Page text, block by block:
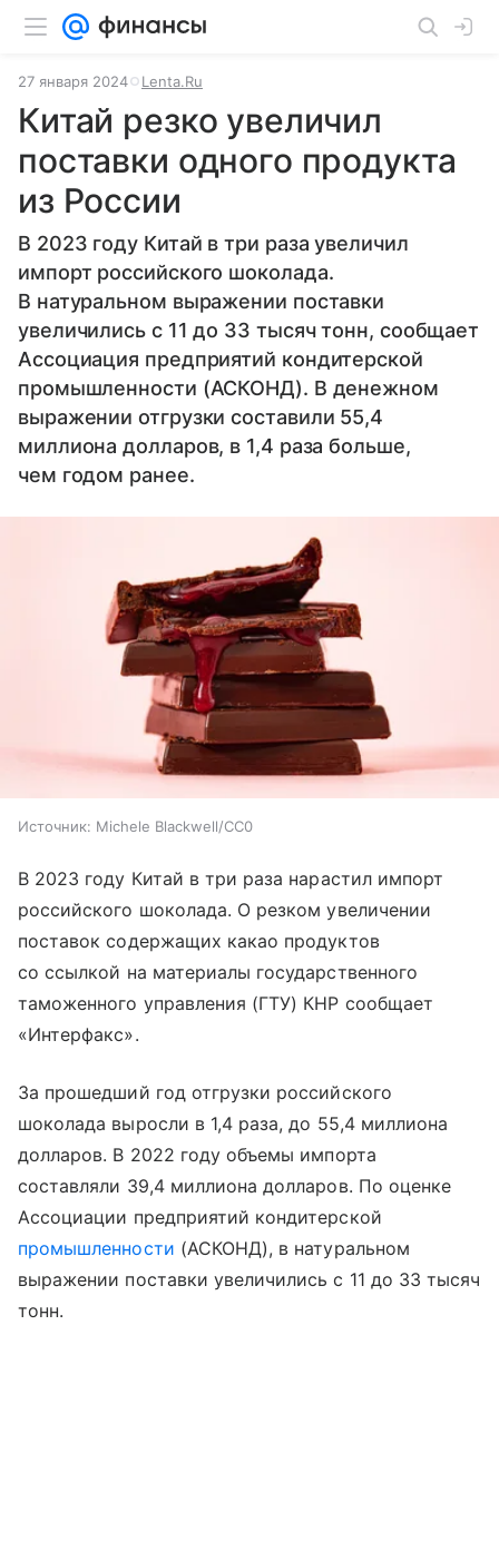
27 января 2024 Lenta.Ru
Китай резко увеличил
поставки одного продукта
из России
В 2023 году Китай в три раза увеличил
импорт российского шоколада.
В натуральном выражении поставки
увеличились с 11 до 33 тысяч тонн, сообщает
Ассоциация предприятий кондитерской
промышленности (АСКОНД). В денежном
выражении отгрузки составили 55,4
миллиона долларов, в 1,4 раза больше,
чем годом ранее.
Источник: Michele Blackwell/CC0
В 2023 году Китай в три раза нарастил импорт
российского шоколада. О резком увеличении
поставок содержащих какао продуктов
со ссылкой на материалы государственного
таможенного управления (ГТУ) КНР сообщает
«Интерфакс».
За прошедший год отгрузки российского
шоколада выросли в 1,4 раза, до 55,4 миллиона
долларов. В 2022 году объемы импорта
составляли 39,4 миллиона долларов. По оценке
Ассоциации предприятий кондитерской
промышленности (АСКОНД), в натуральном
выражении поставки увеличились с 11 до 33 тысяч
тонн.